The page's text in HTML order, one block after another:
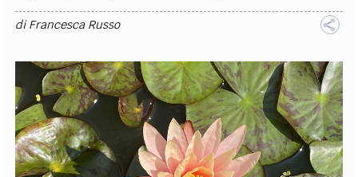
diFrancesca Russo